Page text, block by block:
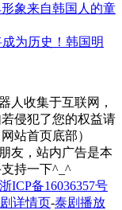
象来自韩国人的童
为历史！韩国明
人收集于互联网，
侵犯了您的权益请
站首页底部）
友，站内广告是本
持一下^_^
浙ICP备16036357号
详情页-泰剧播放